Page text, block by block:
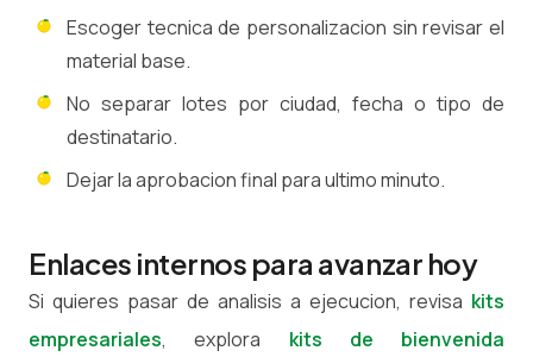
Escoger tecnica de personalizacion sin revisar el
material base.
No separar lotes por ciudad, fecha o tipo de
destinatario.
Dejar la aprobacion final para ultimo minuto.
Enlaces internos para avanzar hoy
Si quieres pasar de analisis a ejecucion, revisa kits
empresariales, explora kits de bienvenida